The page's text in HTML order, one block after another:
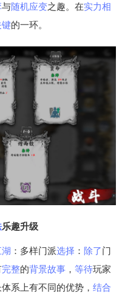
与随机应变之趣。在实力相
键的一环。
乐趣升级
：多样门派选择 ： 除了门
完整的背景故事 ， 等待玩家
系上有不同的优势， 结合